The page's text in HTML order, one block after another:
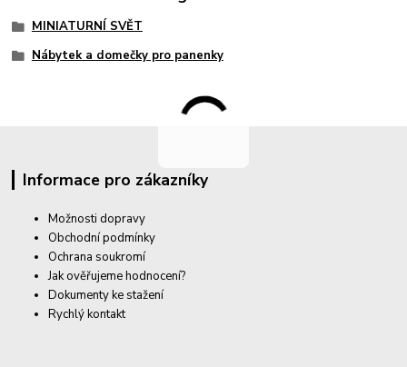
MINIATURNÍ SVĚT
Nábytek a domečky pro panenky
Informace pro zákazníky
Možnosti dopravy
Obchodní podmínky
Ochrana soukromí
Jak ověřujeme hodnocení?
Dokumenty ke stažení
Rychlý kontakt